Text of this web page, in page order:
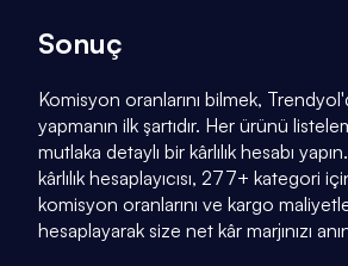
Sonuç
Komisyon oranlarını bilmek,
yapmanın ilk şartıdır. Her ürünü
mutlaka detaylı bir kârlılık hesabı
kârlılık hesaplayıcısı, 277+ kategori
komisyon oranlarını ve kargo
hesaplayarak size net kâr marjınızı